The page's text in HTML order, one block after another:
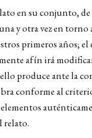
en su conjunto, de
y otra vez en torno
primeros años; el
afín irá
produce ante la
conforme al
relato.